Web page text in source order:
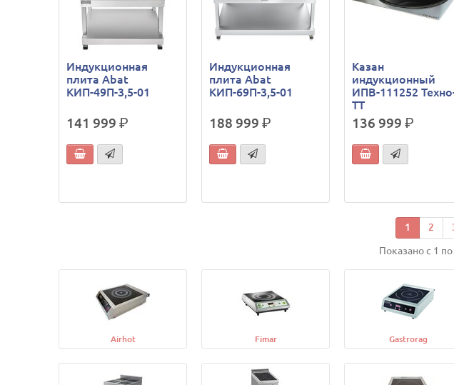
Индукционная
плита Abat
КИП-49П-3,5-01
141 999р.
Индукционная
плита Abat
КИП-69П-3,5-01
188 999р.
Казан
индукционный
ИПВ-111252
ТТ
136 999р.
1 2
Показано с 1
Airhot Fimar Gastrorag